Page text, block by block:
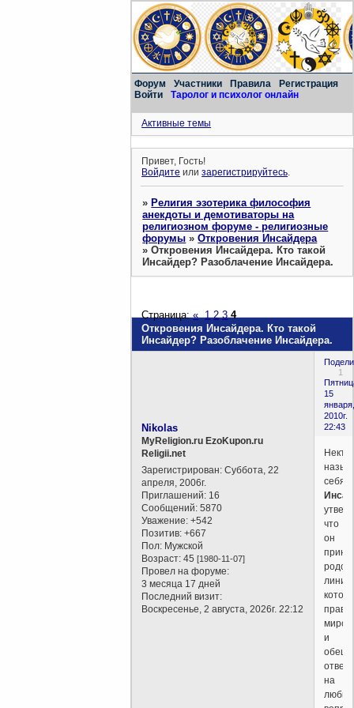
Форум Участники Правила
Регистрация
Войти
Таролог и психолог онлайн
Активные темы
Привет, Гость!
Войдите илизарегистрируйтесь.
»Религия эзотерика философия
анекдоты и демотиваторы на
религиозном форуме - религиозные
форумы »Откровения Инсайдера
»Откровения Инсайдера. Кто такой
Инсайдер? Разоблачение Инсайдера.
Откровения Инсайдера. Кто такой
Инсайдер? Разоблачение Инсайдера.
Страница:« 1 2 3 4
1
15
января,
2010г.
22:43
Nikolas
MyReligion.ru EzoKupon.ru
Religii.net
Зарегистрирован: Суббота, 22
апреля, 2006г.
Приглашений: 16
Сообщений: 5870
Уважение: +542
Позитив: +667
Пол: Мужской
Возраст: 45[1980-11-07]
Провел на форуме:
3 месяца 17 дней
Последний визит:
Воскресенье, 2 августа, 2026г. 22:12
Некто,
себя
что
он
линии,
и
на
любые